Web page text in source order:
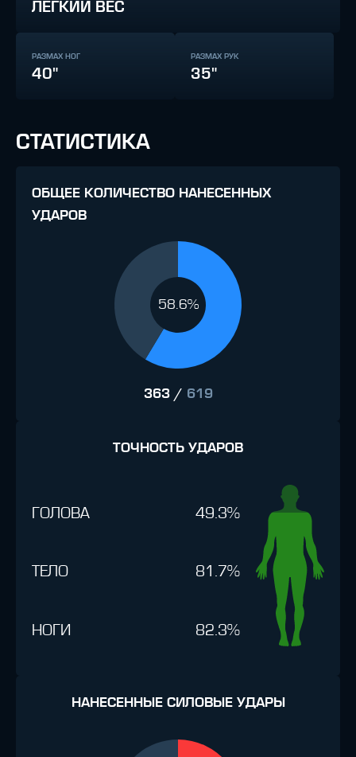
ЛЕГКИЙ ВЕС
РАЗМАХ НОГ
40"
РАЗМАХ РУК
35"
СТАТИСТИКА
ОБЩЕЕ КОЛИЧЕСТВО НАНЕСЕННЫХ
УДАРОВ
58.6%
363/ 619
ТОЧНОСТЬ УДАРОВ
ГОЛОВА 49.3%
ТЕЛО 81.7%
НОГИ 82.3%
НАНЕСЕННЫЕ СИЛОВЫЕ УДАРЫ